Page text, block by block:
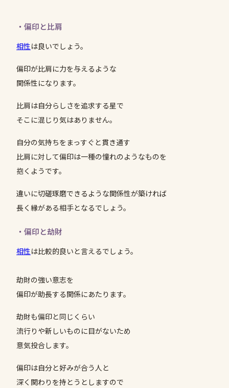
・偏印と比肩
相性は良いでしょう。
偏印が比肩に力を与えるような
関係性になります。
比肩は自分らしさを追求する星で
そこに混じり気はありません。
自分の気持ちをまっすぐと貫き通す
比肩に対して偏印は一種の憧れのようなものを
抱くようです。
違いに切磋琢磨できるような関係性が築ければ
長く縁がある相手となるでしょう。
・偏印と劫財
相性は比較的良いと言えるでしょう。
劫財の強い意志を
偏印が助長する関係にあたります。
劫財も偏印と同じくらい
流行りや新しいものに目がないため
意気投合します。
偏印は自分と好みが合う人と
深く関わりを持とうとしますので